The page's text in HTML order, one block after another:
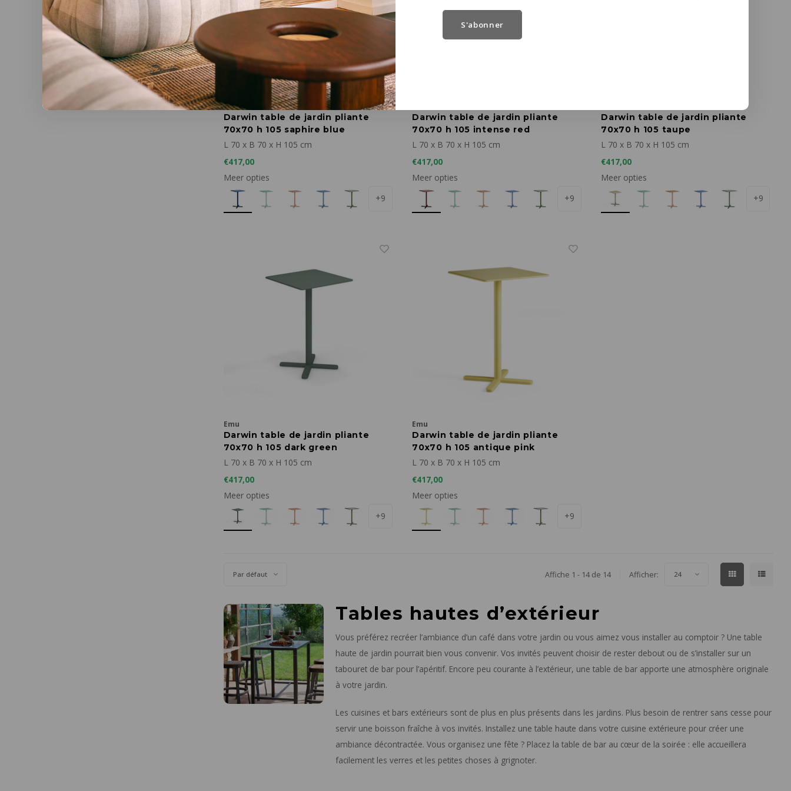
S'abonner
Emu
Darwin table de jardin pliante
70x70 h 105 saphire blue
L 70 x B 70 x H 105 cm
€417,00
Meer opties
+9
Darwin table de jardin pliante
70x70 h 105 intense red
L 70 x B 70 x H 105 cm
€417,00
Meer opties
+9
Darwin table de jardin pliante
70x70 h 105 taupe
L 70 x B 70 x H 105 cm
€417,00
Meer opties
+9
Emu
Darwin table de jardin pliante
70x70 h 105 dark green
L 70 x B 70 x H 105 cm
€417,00
Meer opties
+9
Emu
Darwin table de jardin pliante
70x70 h 105 antique pink
L 70 x B 70 x H 105 cm
€417,00
Meer opties
+9
Par défaut Affiche 1 - 14 de 14 Afficher: 24
Tables hautes d’extérieur
Vous préférez recréer l’ambiance d’un café dans votre jardin ou vous aimez vous installer au comptoir ? Une table
haute de jardin pourrait bien vous convenir. Vos invités peuvent choisir de rester debout ou de s’installer sur un
tabouret de bar pour l’apéritif. Encore peu courante à l’extérieur, une table de bar apporte une atmosphère originale
à votre jardin.
Les cuisines et bars extérieurs sont de plus en plus présents dans les jardins. Plus besoin de rentrer sans cesse pour
servir une boisson fraîche à vos invités. Installez une table haute dans votre cuisine extérieure pour créer une
ambiance décontractée. Vous organisez une fête ? Placez la table de bar au cœur de la soirée : elle accueillera
facilement les verres et les petites choses à grignoter.